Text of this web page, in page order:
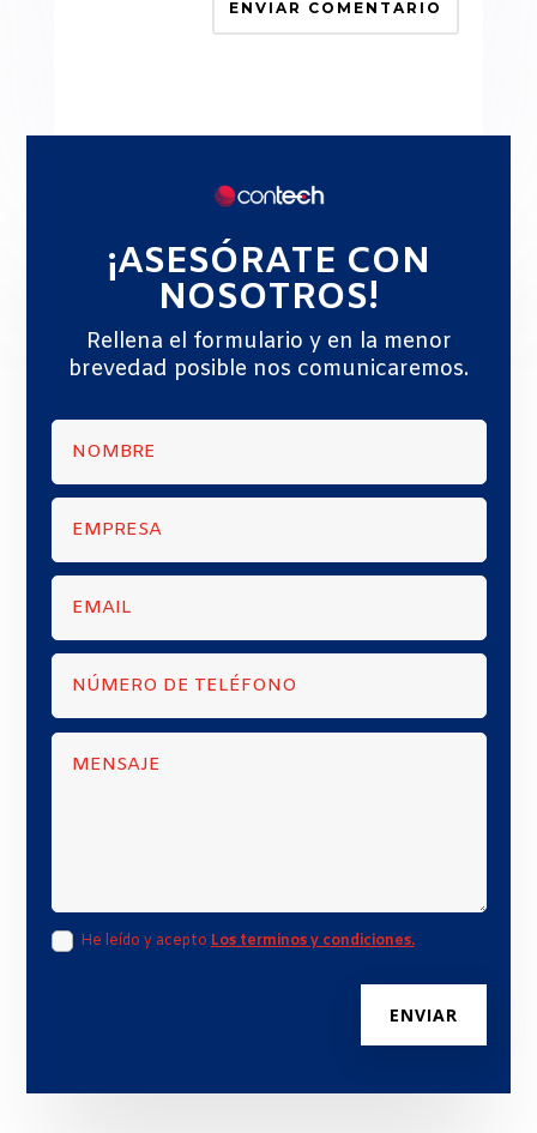
ENVIAR COMENTARIO
¡ASESÓRATE CON
NOSOTROS!
Rellena el formulario y en la menor
brevedad posible nos comunicaremos.
He leído y acepto Los terminos y condiciones.
ENVIAR